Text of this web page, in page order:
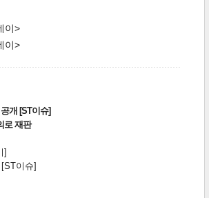
이>
이>
개 [ST이슈]
로 재판
]
이슈]